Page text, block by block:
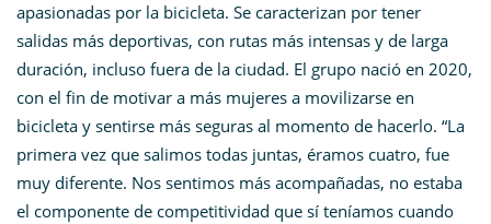
apasionadas por la bicicleta. Se caracterizan por tener
salidas más deportivas, con rutas más intensas y de larga
duración, incluso fuera de la ciudad. El grupo nació en 2020,
con el fin de motivar a más mujeres a movilizarse en
bicicleta y sentirse más seguras al momento de hacerlo. “La
primera vez que salimos todas juntas, éramos cuatro, fue
muy diferente. Nos sentimos más acompañadas, no estaba
el componente de competitividad que sí teníamos cuando